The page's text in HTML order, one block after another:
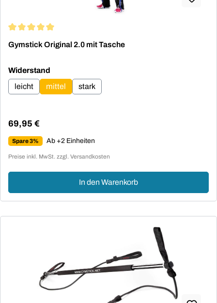
Gymstick Original 2.0 mit Tasche
Widerstand
leicht
mittel stark
Regulärer Preis:
69,95 €
Spare 3% Ab +2 Einheiten
Preise inkl. MwSt. zzgl. Versandkosten
In den Warenkorb